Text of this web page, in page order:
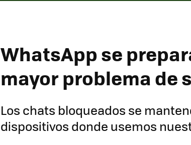
WhatsApp se
mayor problema de
Los chats bloqueados se
dispositivos donde usemos